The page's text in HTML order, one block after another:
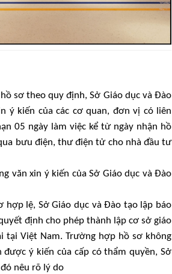
sơ theo quy định, Sở Giáo dục và Đào
ý kiến của các cơ quan, đơn vị có liên
05 ngày làm việc kể từ ngày nhận hồ
bưu điện, thư điện tử cho nhà đầu tư
văn xin ý kiến của Sở Giáo dục và Đào
hợp lệ, Sở Giáo dục và Đào tạo lập báo
định cho phép thành lập cơ sở giáo
tại Việt Nam. Trường hợp hồ sơ không
ý kiến của cấp có thẩm quyền, Sở
nêu rõ lý do